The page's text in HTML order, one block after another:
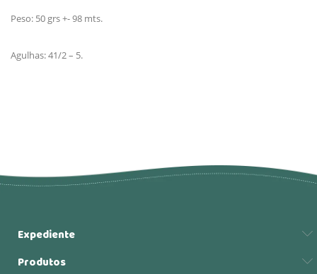
Peso: 50 grs +- 98 mts.
Agulhas: 41/2 – 5.
Expediente
Produtos